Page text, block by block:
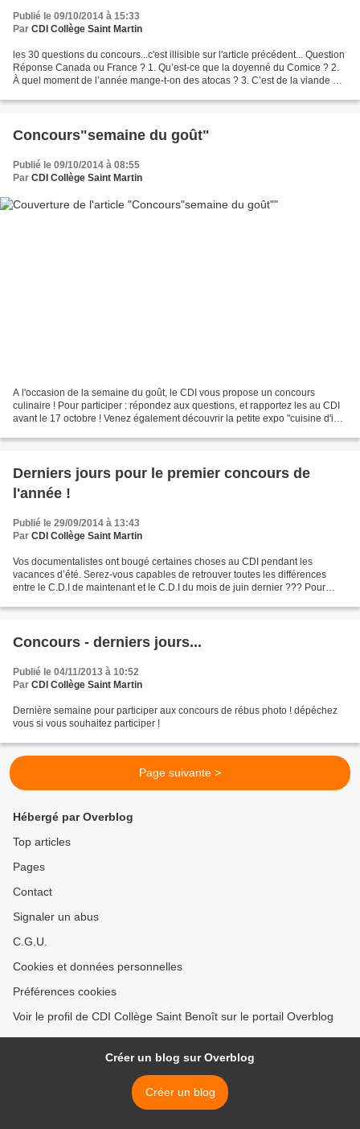
Publié le 09/10/2014 à 15:33
Par CDI Collège Saint Martin
les 30 questions du concours...c'est illisible sur l'article précédent... Question
Réponse Canada ou France ? 1. Qu’est-ce que la doyenné du Comice ? 2.
À quel moment de l’année mange-t-on des atocas ? 3. C’est de la viande de
Concours"semaine du goût"
Publié le 09/10/2014 à 08:55
Par CDI Collège Saint Martin
A l'occasion de la semaine du goût, le CDI vous propose un concours
culinaire ! Pour participer : répondez aux questions, et rapportez les au CDI
avant le 17 octobre ! Venez également découvrir la petite expo "cuisine d'ici
Derniers jours pour le premier concours de
l'année !
Publié le 29/09/2014 à 13:43
Par CDI Collège Saint Martin
Vos documentalistes ont bougé certaines choses au CDI pendant les
vacances d’été. Serez-vous capables de retrouver toutes les différences
entre le C.D.I de maintenant et le C.D.I du mois de juin dernier ??? Pour
Concours - derniers jours...
Publié le 04/11/2013 à 10:52
Par CDI Collège Saint Martin
Dernière semaine pour participer aux concours de rébus photo ! dépéchez
vous si vous souhaitez participer !
Page suivante >
Hébergé par Overblog
Top articles
Pages
Contact
Signaler un abus
C.G.U.
Cookies et données personnelles
Préférences cookies
Voir le profil de CDI Collège Saint Benoît sur le portail Overblog
Créer un blog sur Overblog
Créer un blog